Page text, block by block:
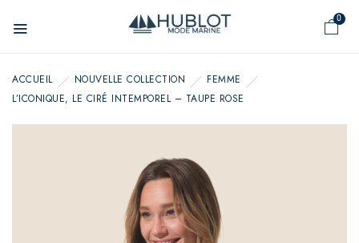
0
ACCUEIL NOUVELLE COLLECTION
FEMME
L’ICONIQUE, LE CIRÉ INTEMPOREL – TAUPE ROSE
Panneau de gestion des cookies